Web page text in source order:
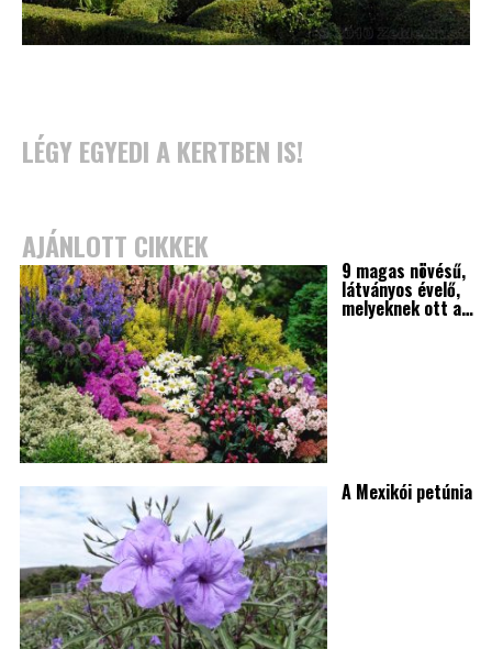
LÉGY EGYEDI A KERTBEN IS!
AJÁNLOTT CIKKEK
9 magas növésű,
látványos évelő,
melyeknek ott a…
A Mexikói petúnia